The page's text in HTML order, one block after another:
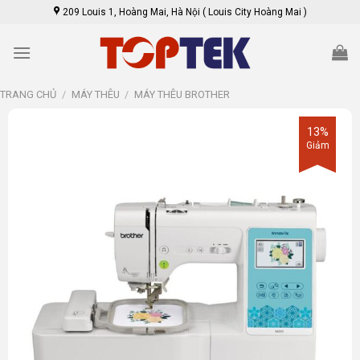
content
209 Louis 1, Hoàng Mai, Hà Nội ( Louis City Hoàng Mai )
TRANG CHỦ / MÁY THÊU / MÁY THÊU BROTHER
13%
Giảm